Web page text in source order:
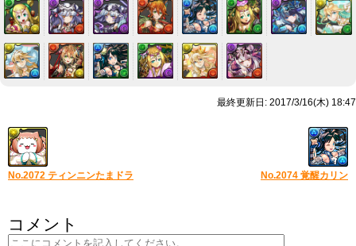
最終更新日: 2017/3/16(木) 18:47
No.2072 ティンニンたまドラ No.2074 覚醒カリン
コメント